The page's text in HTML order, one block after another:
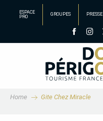
principal
ESPACE
PRO
GROUPES PRESSE
Home Gite Chez Miracle